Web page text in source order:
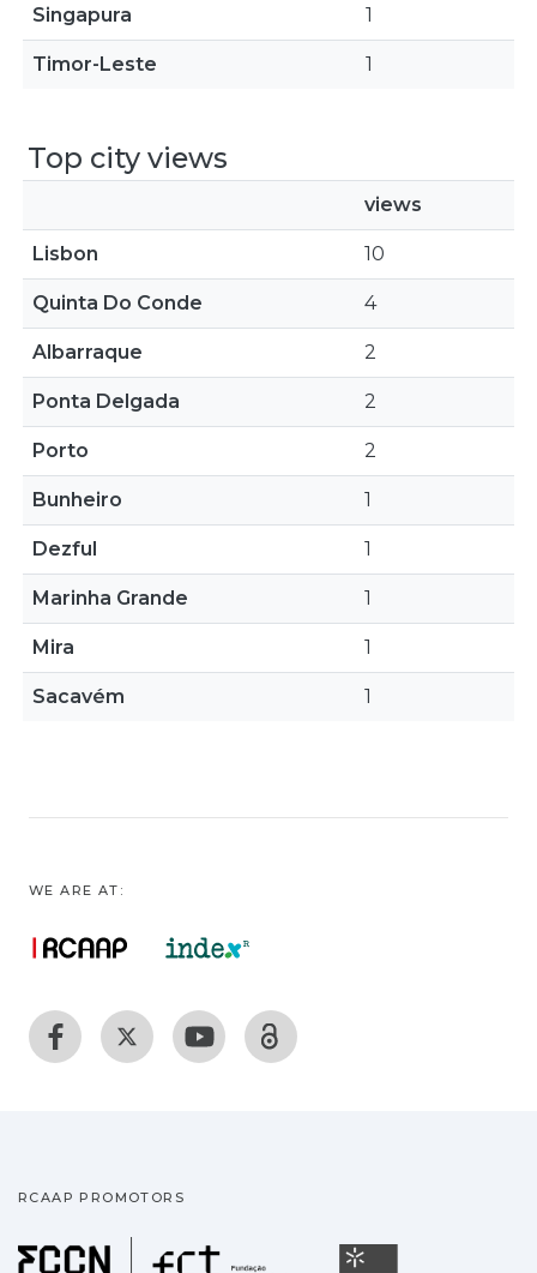
Singapura 1
Timor-Leste 1
Top city views
views
Lisbon 10
Quinta Do Conde 4
Albarraque 2
Ponta Delgada 2
Porto 2
Bunheiro 1
Dezful 1
Marinha Grande 1
Mira 1
Sacavém 1
WE ARE AT:
RCAAP PROMOTORS
Fundação para a